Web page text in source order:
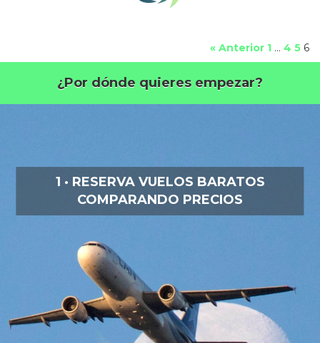
« Anterior 1 … 4 5 6
¿Por dónde quieres empezar?
1 · RESERVA VUELOS BARATOS
COMPARANDO PRECIOS